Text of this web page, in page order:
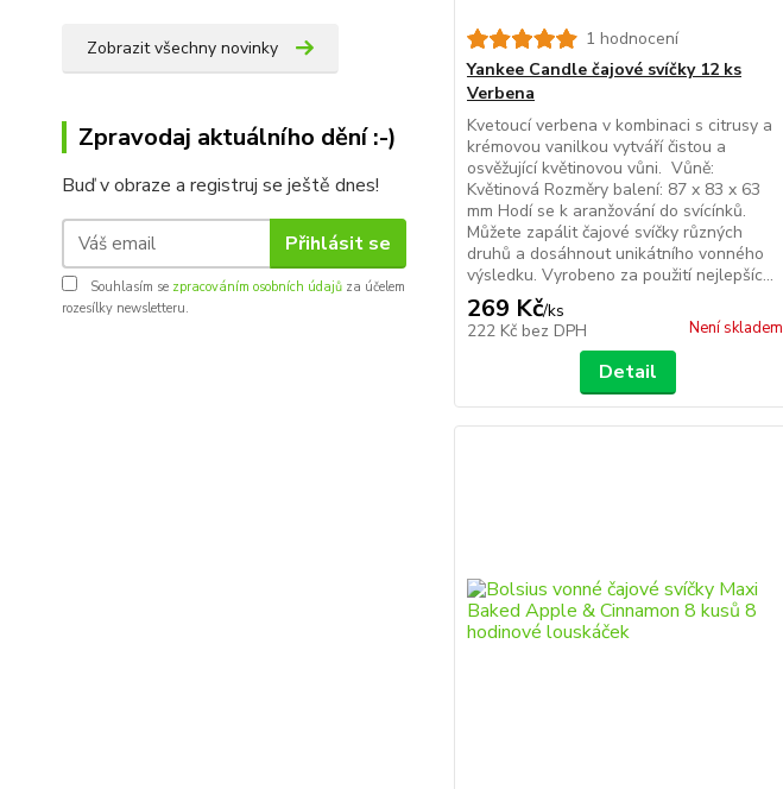
Zobrazit všechny novinky
Zpravodaj aktuálního dění :-)
Buď v obraze a registruj se ještě dnes!
Přihlásit se
Souhlasím se zpracováním osobních údajů za účelem
rozesílky newsletteru.
1 hodnocení
Yankee Candle čajové svíčky 12 ks
Verbena
Kvetoucí verbena v kombinaci s citrusy a
krémovou vanilkou vytváří čistou a
osvěžující květinovou vůni. Vůně:
Květinová Rozměry balení: 87 x 83 x 63
mm Hodí se k aranžování do svícínků.
Můžete zapálit čajové svíčky různých
druhů a dosáhnout unikátního vonného
výsledku. Vyrobeno za použití nejlepšíc...
269 Kč/ks
222 Kč bez DPH Není skladem
Detail